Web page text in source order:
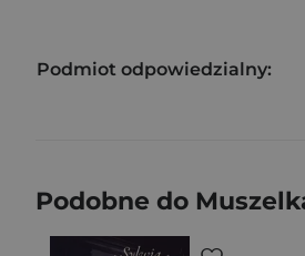
Podmiot odpowiedzialny:
Podobne do